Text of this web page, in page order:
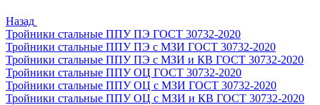
Назад
Тройники стальные ППУ ПЭ ГОСТ 30732-2020
Тройники стальные ППУ ПЭ с МЗИ ГОСТ 30732-2020
Тройники стальные ППУ ПЭ с МЗИ и КВ ГОСТ 30732-2020
Тройники стальные ППУ ОЦ ГОСТ 30732-2020
Тройники стальные ППУ ОЦ с МЗИ ГОСТ 30732-2020
Тройники стальные ППУ ОЦ с МЗИ и КВ ГОСТ 30732-2020